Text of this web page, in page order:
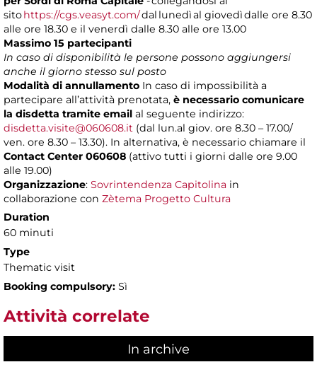
sitohttps://cgs.veasyt.com/dal lunedì al giovedì dalle ore 8.30
alle ore 18.30 e il venerdì dalle 8.30 alle ore 13.00
Massimo 15 partecipanti
In caso di disponibilità le persone possono aggiungersi
anche il giorno stesso sul posto
Modalità di annullamento In caso di impossibilità a
partecipare all’attività prenotata, è necessario comunicare
la disdetta tramite email al seguente indirizzo:
disdetta.visite@060608.it (dal lun.al giov. ore 8.30 – 17.00/
ven. ore 8.30 – 13.30). In alternativa, è necessario chiamare il
Contact Center 060608 (attivo tutti i giorni dalle ore 9.00
alle 19.00)
Organizzazione: Sovrintendenza Capitolina in
collaborazione con Zètema Progetto Cultura
Duration
60 minuti
Type
Thematic visit
Booking compulsory: Sì
Attività correlate
In archive